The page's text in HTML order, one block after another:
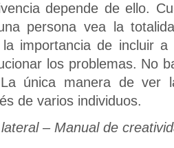
depende de ello.
persona vea la
importancia de incluir
los problemas. No
única manera de ver
de varios individuos.
– Manual de